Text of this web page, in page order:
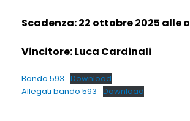
Scadenza: 22 ottobre 2025 alle
Vincitore: Luca Cardinali
Bando 593
Download
Allegati bando 593
Download